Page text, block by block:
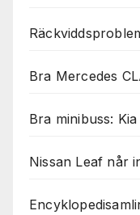
Bra Mercedes
Bra minibuss:
Nissan Leaf når